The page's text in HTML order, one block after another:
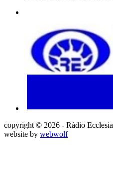
copyright © 2026 - Rádio Ecclesia
website by webwolf